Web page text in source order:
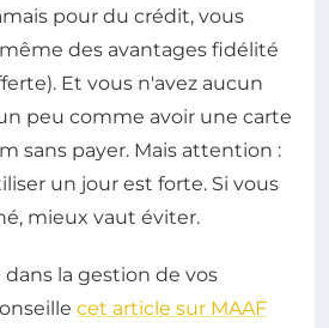
pour du crédit, vous
des avantages fidélité
Et vous n'avez aucun
peu comme avoir une carte
sans payer. Mais attention :
un jour est forte. Si vous
mieux vaut éviter.
la gestion de vos
cet article sur MAAF